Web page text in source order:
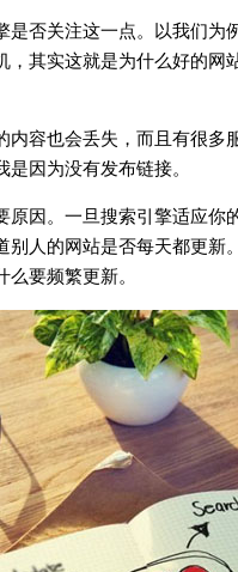
是否关注这一点。以我们
其实这就是为什么好的
内容也会丢失，而且有很
因为没有发布链接。
因。一旦搜索引擎适应
人的网站是否每天都更
要频繁更新。